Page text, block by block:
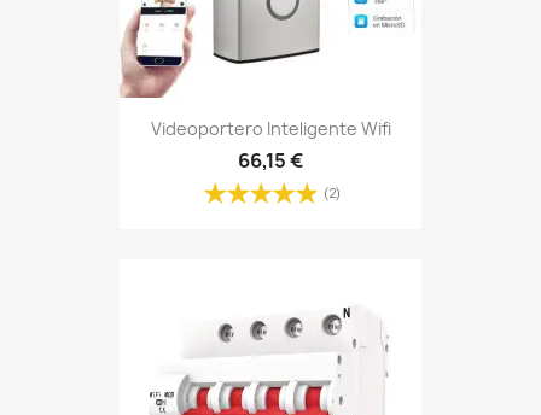
Videoportero Inteligente Wifi
66,15 €
(2)